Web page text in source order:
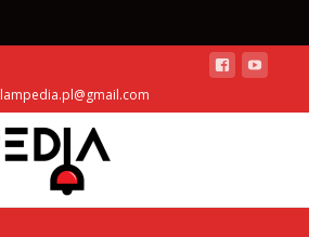
lampedia.pl@gmail.com